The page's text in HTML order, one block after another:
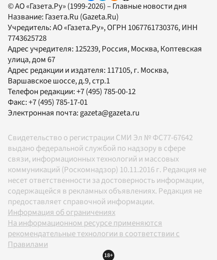
© АО «Газета.Ру» (1999-2026) – Главные новости дня
Название: Газета.Ru (Gazeta.Ru)
Учредитель:АО «Газета.Ру», ОГРН 1067761730376, ИНН
7743625728
Адрес учредителя: 125239, Россия, Москва, Коптевская
улица, дом 67
Адрес редакции и издателя: 117105, г. Москва,
Варшавское шоссе, д.9, стр.1
Телефон редакции:+7 (495) 785-00-12
Факс:+7 (495) 785-17-01
Электронная почта:gazeta@gazeta.ru
Свидетельство о регистрации СМИ Эл № ФС77-67642
выдано федеральной службой по надзору в сфере
связи, информационных технологий и массовых
коммуникаций (Роскомнадзор) 10.11.2016 г. Редакция не
несет ответственности за достоверность информации,
содержащейся в рекламных объявлениях. Редакция не
предоставляет справочной информации.
Информация об ограничениях
На информационном ресурсе применяются
рекомендательные технологии в соответствии с
Правилами
18+